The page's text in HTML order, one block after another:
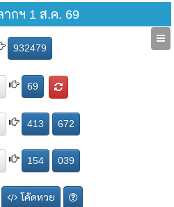
กฯ 1 ส.ค. 69
932479
69
413 672
154 039
โค้ดหวย